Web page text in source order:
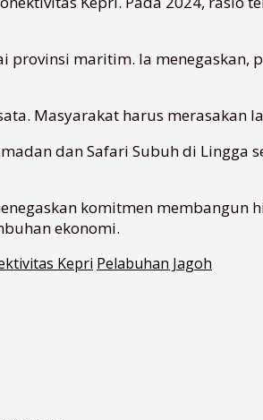
maritim. Ia menegaskan,
Masyarakat harus merasakan
dan Safari Subuh di
komitmen
ekonomi.
Kepri Pelabuhan Jagoh